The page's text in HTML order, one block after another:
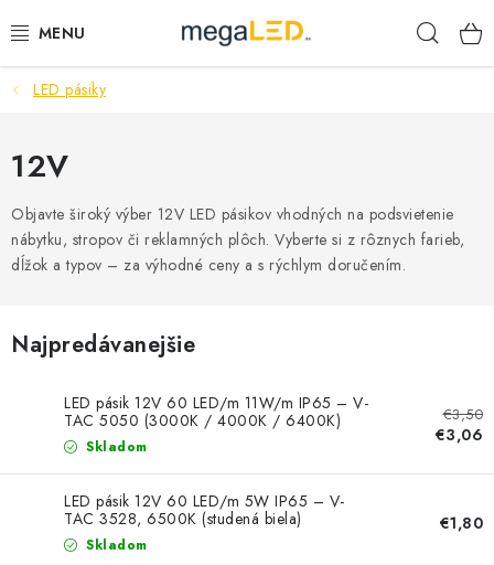
na
PRIEMYSEL
SVIETIDLÁ
ŽIAROVKY A TRUBICE
PRACOVNÉ SVIETIDLÁ
SAMSUNG SVIETIDLÁ
SOLÁRNE SYSTÉMY
SEZÓNNE VÝPREDAJE POĽNOPOTREBY
LED pásiky
12V
Objavte široký výber 12V LED pásikov vhodných na podsvietenie
nábytku, stropov či reklamných plôch. Vyberte si z rôznych farieb,
dĺžok a typov – za výhodné ceny a s rýchlym doručením.
Najpredávanejšie
LED pásik 12V 60 LED/m 11W/m IP65 – V-
TAC 5050 (3000K / 4000K / 6400K)
Skladom
€3,50
€3,06
LED pásik 12V 60 LED/m 5W IP65 – V-
TAC 3528, 6500K (studená biela)
Skladom
€1,80